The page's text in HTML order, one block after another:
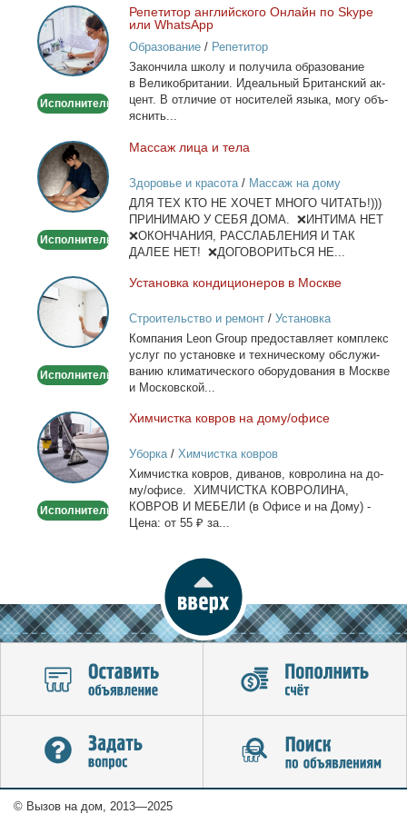
Репетитор
английского
Онлайн
по
или
Исполнитель
Ре­пе­ти­тор ан­глий­ско­го Он­лайн по Skype
или WhatsApp
Образование/ Репетитор
За­кон­чи­ла шко­лу и по­лу­чи­ла об­ра­зо­ва­ние
в Ве­ли­ко­бри­та­нии. Иде­аль­ный Бри­тан­ский ак­
цент. В от­ли­чие от но­си­те­лей язы­ка, мо­гу объ­
яс­нить...
Массаж
лица
и
тела
Исполнитель
Мас­саж ли­ца и те­ла
Здоровье и красота/ Массаж на дому
ДЛЯ ТЕХ КТО НЕ ХОЧЕТ МНОГО ЧИТАТЬ!)))
ПРИНИМАЮ У СЕБЯ ДОМА. ❌ИНТИМА НЕТ
❌ОКОНЧАНИЯ, РАССЛАБЛЕНИЯ И ТАК
ДАЛЕЕ НЕТ! ❌ДОГОВОРИТЬСЯ НЕ...
Установка
кондиционеров
в
Москве
Исполнитель
Уста­нов­ка кон­ди­ци­о­не­ров в Москве
Строительство и ремонт/ Установка
кондиционеров
Ком­па­ния Leon Group предо­став­ля­ет ком­плекс
услуг по уста­нов­ке и тех­ни­че­ско­му об­слу­жи­
ва­нию кли­ма­ти­че­ско­го обо­ру­до­ва­ния в Москве
и Мос­ков­ской...
Химчистка
ковров
на
дому/
Исполнитель
Хим­чист­ка ков­ров на до­му/офи­се
Уборка/ Химчистка ковров
Хим­чист­ка ков­ров, ди­ва­нов, ков­ро­ли­на на до­
му/офи­се. ХИМЧИСТКА КОВРОЛИНА,
КОВРОВ И МЕБЕЛИ (в Офи­се и на До­му) -
Це­на: от 55 ₽ за...
© Вызов на дом, 2013—2025